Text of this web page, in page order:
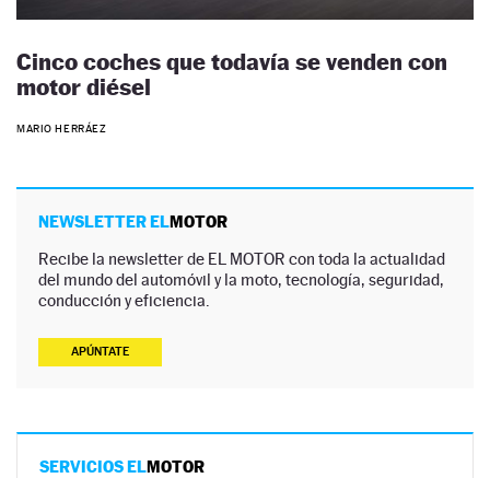
Cinco coches que todavía se venden con
motor diésel
MARIO HERRÁEZ
NEWSLETTER ELMOTOR
Recibe la newsletter de EL MOTOR con toda la actualidad
del mundo del automóvil y la moto, tecnología, seguridad,
conducción y eficiencia.
APÚNTATE
SERVICIOS ELMOTOR